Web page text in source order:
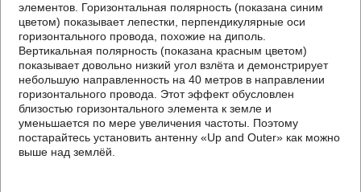
элементов. Горизонтальная полярность (показана синим
цветом) показывает лепестки, перпендикулярные оси
горизонтального провода, похожие на диполь.
Вертикальная полярность (показана красным цветом)
показывает довольно низкий угол взлёта и демонстрирует
небольшую направленность на 40 метров в направлении
горизонтального провода. Этот эффект обусловлен
близостью горизонтального элемента к земле и
уменьшается по мере увеличения частоты. Поэтому
постарайтесь установить антенну «Up and Outer» как можно
выше над землёй.